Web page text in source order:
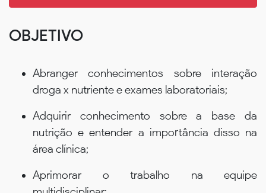
OBJETIVO
Abranger conhecimentos sobre interação
droga x nutriente e exames laboratoriais;
Adquirir conhecimento sobre a base da
nutrição e entender a importância disso na
área clínica;
Aprimorar o trabalho na equipe